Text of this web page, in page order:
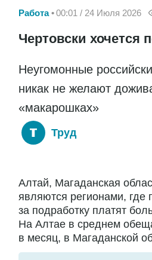
Работа 00:01 / 24 Июля 2026
Чертовски хочется
Неугомонные
никак не желают
«макарошках»
Труд
Алтай, Магаданская
являются регионами, где
за подработку платят
На Алтае в среднем
в месяц, в Магаданской